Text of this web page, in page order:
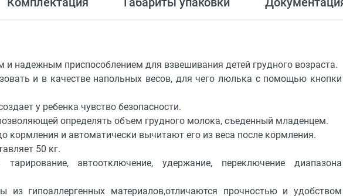
надежным приспособлением для взвешивания детей грудного возраста.
и в качестве напольных весов, для чего люлька с помощью кнопки
у ребенка чувство безопасности.
определять объем грудного молока, съеденный младенцем.
и автоматически вычитают его из веса после кормления.
50 кг.
автоотключение, удержание, переключение диапазона
гипоаллергенных материалов,отличаются прочностью и удобством